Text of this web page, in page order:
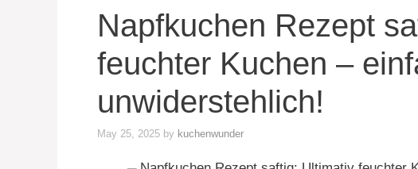
Napfkuchen Rezept
feuchter Kuchen –
unwiderstehlich!
May 25, 2025 by kuchenwunder